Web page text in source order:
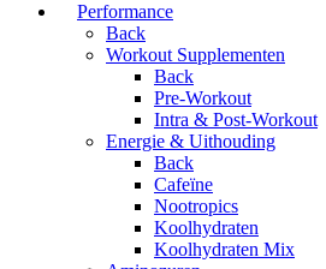
Performance
Back
Workout Supplementen
Back
Pre-Workout
Intra & Post-Workout
Energie & Uithouding
Back
Cafeïne
Nootropics
Koolhydraten
Koolhydraten Mix